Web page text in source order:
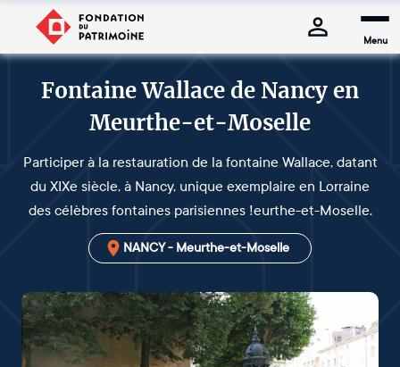
Menu
Fontaine Wallace de Nancy en
Meurthe-et-Moselle
Participer à la restauration de la fontaine Wallace, datant
du XIXe siècle, à Nancy, unique exemplaire en Lorraine
des célèbres fontaines parisiennes !eurthe-et-Moselle.
NANCY - Meurthe-et-Moselle